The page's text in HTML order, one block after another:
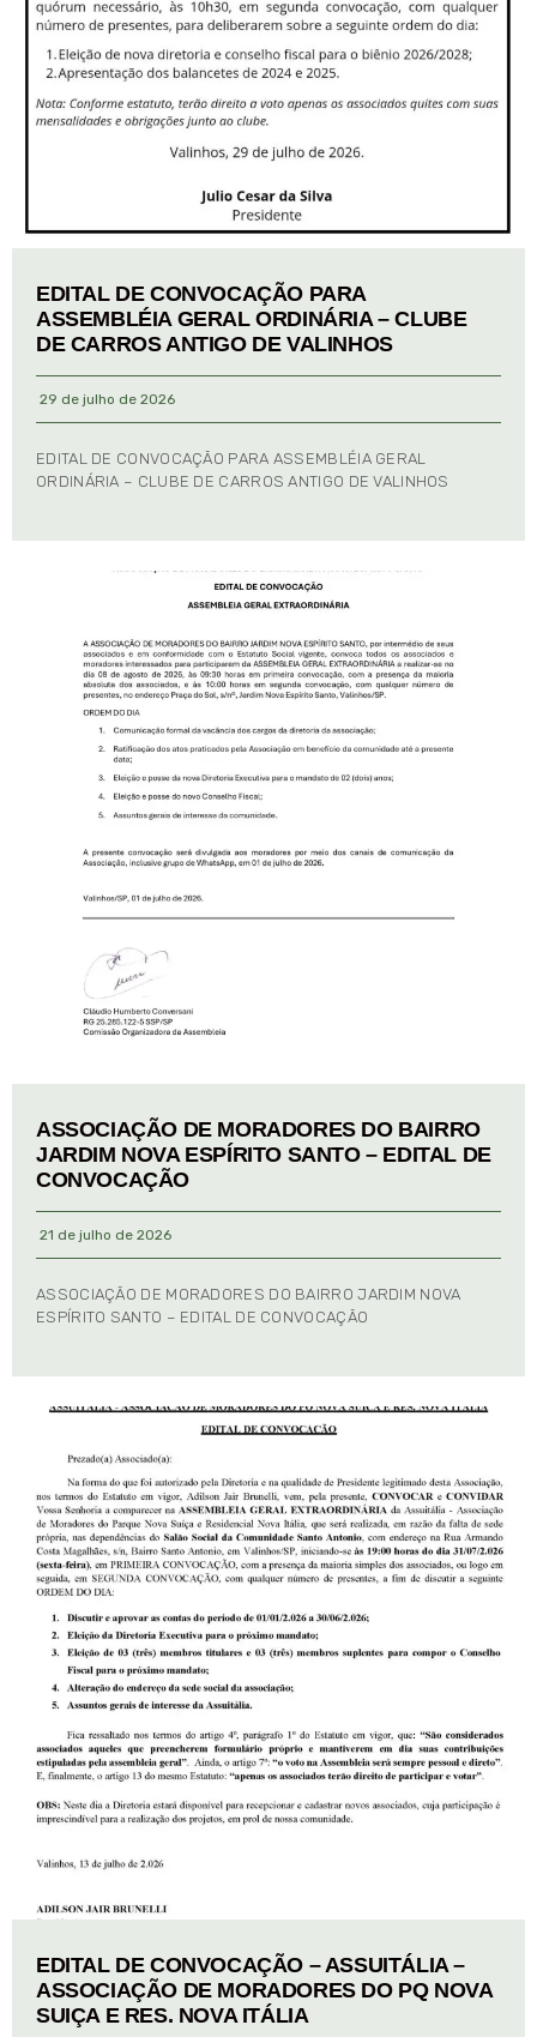
EDITAL DE CONVOCAÇÃO PARA
ASSEMBLÉIA GERAL ORDINÁRIA – CLUBE
DE CARROS ANTIGO DE VALINHOS
29 de julho de 2026
EDITAL DE CONVOCAÇÃO PARA ASSEMBLÉIA GERAL
ORDINÁRIA – CLUBE DE CARROS ANTIGO DE VALINHOS
ASSOCIAÇÃO DE MORADORES DO BAIRRO
JARDIM NOVA ESPÍRITO SANTO – EDITAL DE
CONVOCAÇÃO
21 de julho de 2026
ASSOCIAÇÃO DE MORADORES DO BAIRRO JARDIM NOVA
ESPÍRITO SANTO – EDITAL DE CONVOCAÇÃO
EDITAL DE CONVOCAÇÃO – ASSUITÁLIA –
ASSOCIAÇÃO DE MORADORES DO PQ NOVA
SUIÇA E RES. NOVA ITÁLIA